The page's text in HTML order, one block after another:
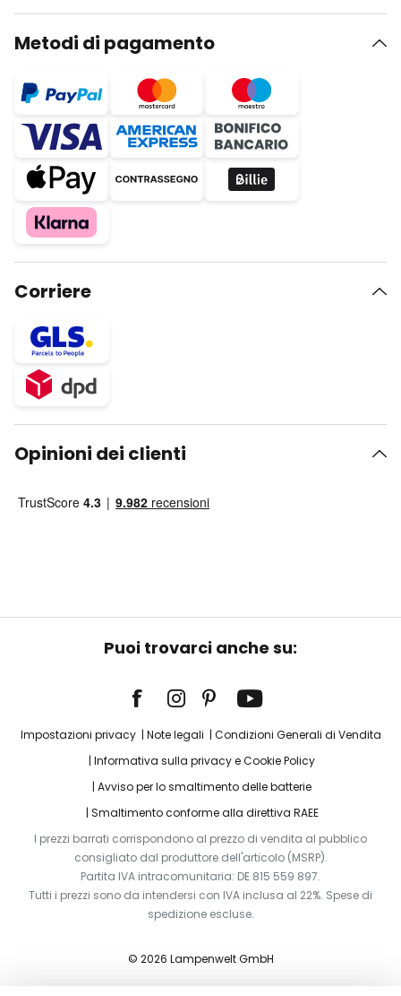
Metodi di pagamento
Corriere
Opinioni dei clienti
Puoi trovarci anche su:
Impostazioni privacy Note legali
Condizioni Generali di Vendita
Informativa sulla privacy e Cookie Policy
Avviso per lo smaltimento delle batterie
Smaltimento conforme alla direttiva RAEE
I prezzi barrati corrispondono al prezzo di vendita al pubblico
consigliato dal produttore dell'articolo (MSRP).
Partita IVA intracomunitaria: DE 815 559 897.
Tutti i prezzi sono da intendersi con IVA inclusa al 22%. Spese di
spedizione escluse.
© 2026 Lampenwelt GmbH